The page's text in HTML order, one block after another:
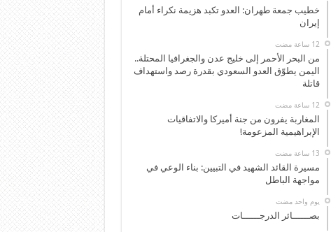
خطيب جمعة طهران: العدو تكبد هزيمة نكراء أمام
إيران
من البحر الأحمر إلى خليج عدن والجغرافيا المحتلة..
اليمن يطوّق العدو السعودي بقدرة رصد واستهداف
قاتلة
المغاربة يفرون من جنة أميركا والاتفاقيات
الإبراهيمية المزعومة!
مسيرة القائد الشهيد في التبيين: بناء الوعي في
مواجهة الباطل
‏يوم واحد مضت
بصــــــائر الدرجــــــات